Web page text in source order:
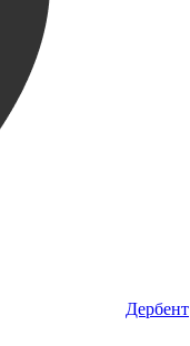
Дербент